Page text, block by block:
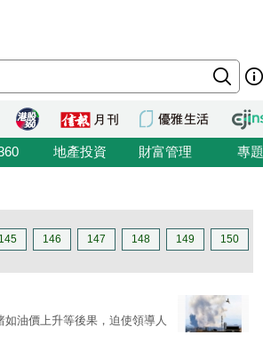
地產投資 財富管理 專題
145 146 147 148 149 150
油價上升等後果，迫使領導人